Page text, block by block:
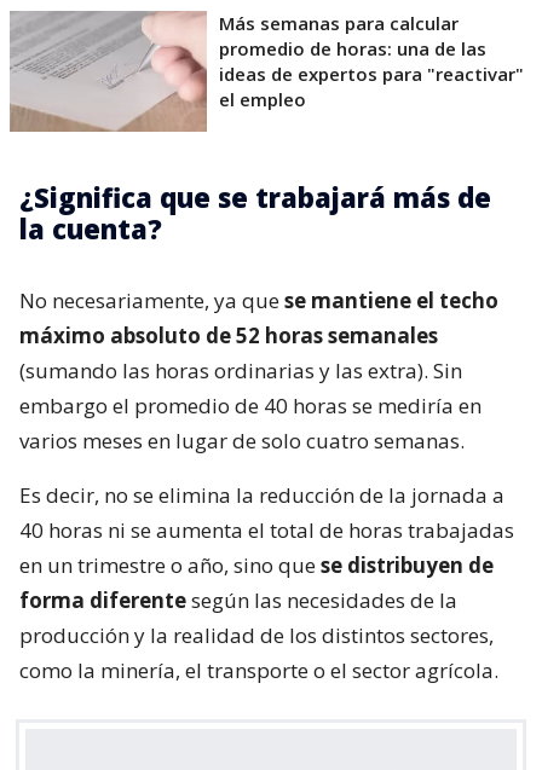
Más semanas para calcular
promedio de horas: una de las
ideas de expertos para "reactivar"
el empleo
¿Significa que se trabajará más de
la cuenta?
No necesariamente, ya quese mantiene el techo
máximo absoluto de 52 horas semanales
(sumando las horas ordinarias y las extra). Sin
embargo el promedio de 40 horas se mediría en
varios meses en lugar de solo cuatro semanas.
Es decir, no se elimina la reducción de la jornada a
40 horas ni se aumenta el total de horas trabajadas
en un trimestre o año, sino quese distribuyen de
forma diferentesegún las necesidades de la
producción y la realidad de los distintos sectores,
como la minería, el transporte o el sector agrícola.